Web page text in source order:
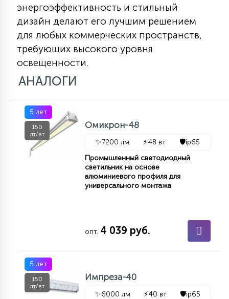
энергоэффективность и стильный
дизайн делают его лучшим решением
для любых коммерческих пространств,
требующих высокого уровня
освещенности.
АНАЛОГИ
5 лет
150
лт/вт
Омикрон-48
✨7200 лм ⚡48 вт 🛡️ip65
Промышленный светодиодный
светильник на основе
алюминиевого профиля для
универсального монтажа
опт. 4 039 руб.
5 лет
150
лт/вт
Импреза-40
✨6000 лм ⚡40 вт 🛡️ip65